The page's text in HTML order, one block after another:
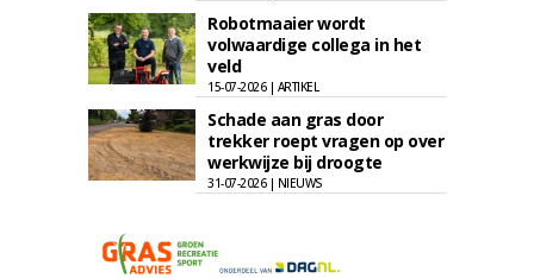
Robotmaaier wordt
volwaardige collega in het
veld
15-07-2026 | ARTIKEL
Schade aan gras door
trekker roept vragen op over
werkwijze bij droogte
31-07-2026 | NIEUWS